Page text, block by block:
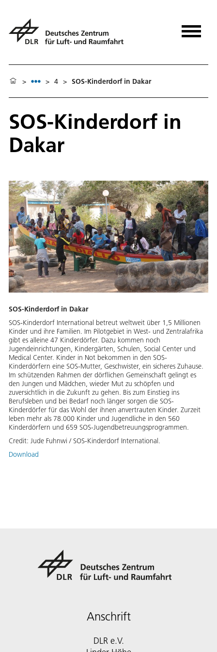
> > 4 > SOS-Kinderdorf in Dakar
SOS-Kinderdorf in
Dakar
SOS-Kinderdorf in Dakar
SOS-Kinderdorf International betreut weltweit über 1,5 Millionen
Kinder und ihre Familien. Im Pilotgebiet in West- und Zentralafrika
gibt es alleine 47 Kinderdörfer. Dazu kommen noch
Jugendeinrichtungen, Kindergärten, Schulen, Social Center und
Medical Center. Kinder in Not bekommen in den SOS-
Kinderdörfern eine SOS-Mutter, Geschwister, ein sicheres Zuhause.
Im schützenden Rahmen der dörflichen Gemeinschaft gelingt es
den Jungen und Mädchen, wieder Mut zu schöpfen und
zuversichtlich in die Zukunft zu gehen. Bis zum Einstieg ins
Berufsleben und bei Bedarf noch länger sorgen die SOS-
Kinderdörfer für das Wohl der ihnen anvertrauten Kinder. Zurzeit
leben mehr als 78.000 Kinder und Jugendliche in den 560
Kinderdörfern und 659 SOS-Jugendbetreuungsprogrammen.
Credit: Jude Fuhnwi / SOS-Kinderdorf International.
Download
Anschrift
DLR e.V.